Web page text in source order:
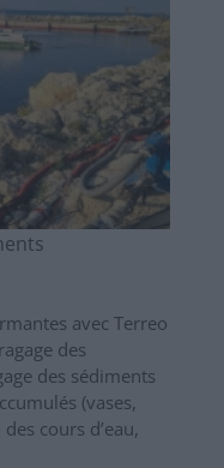
avec Terreo
des
des sédiments
(vases,
cours d’eau,